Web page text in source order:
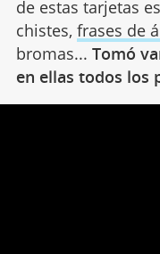
de estas tarjetas
chistes, frases de
bromas... Tomó
en ellas todos los